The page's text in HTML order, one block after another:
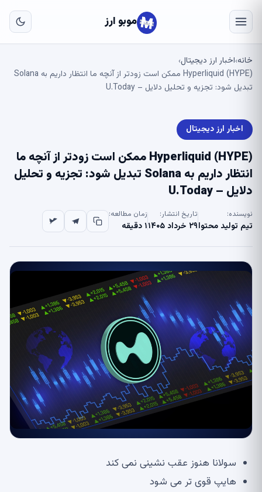
موبو ارز
خانه›اخبار ارز دیجیتال›
Hyperliquid (HYPE) ممکن است زودتر از آنچه ما انتظار داریم به Solana
تبدیل شود: تجزیه و تحلیل دلایل – U.Today
اخبار ارز دیجیتال
Hyperliquid (HYPE) ممکن است زودتر از آنچه ما
انتظار داریم به Solana تبدیل شود: تجزیه و تحلیل
دلایل – U.Today
نویسنده:
تیم تولید محتوا
تاریخ انتشار:
۲۹ خرداد ۱۴۰۵
زمان مطالعه:
۱ دقیقه
سولانا هنوز عقب نشینی نمی کند
هایپ قوی تر می شود